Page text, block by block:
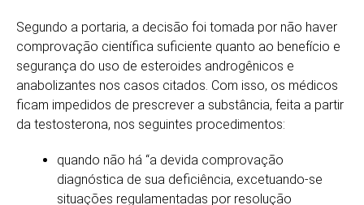
Segundo a portaria, a decisão foi tomada por não haver
comprovação científica suficiente quanto ao benefício e
segurança do uso de esteroides androgênicos e
anabolizantes nos casos citados. Com isso, os médicos
ficam impedidos de prescrever a substância, feita a partir
da testosterona, nos seguintes procedimentos:
quando não há “a devida comprovação
diagnóstica de sua deficiência, excetuando-se
situações regulamentadas por resolução